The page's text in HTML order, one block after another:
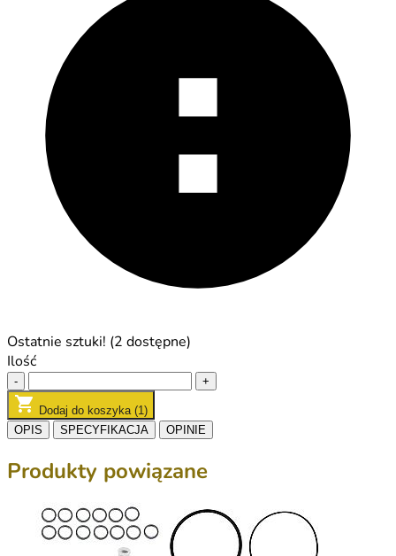
Ostatnie sztuki! (2 dostępne)
Ilość
- +
Dodaj do koszyka (1)
OPIS
SPECYFIKACJA OPINIE
Produkty powiązane